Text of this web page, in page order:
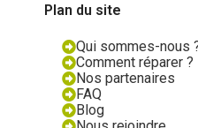
Plan du site
Qui sommes-nous
Comment réparer ?
Nos partenaires
FAQ
Blog